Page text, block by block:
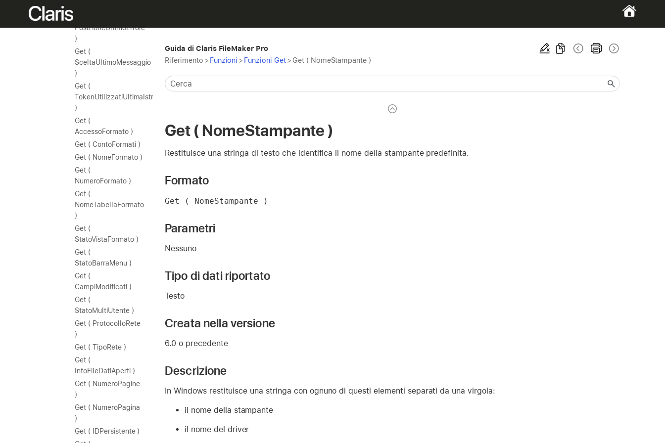
PosizioneUltimoErrore
)
Get (
SceltaUltimoMessaggio
)
Get (
TokenUtilizzatiUltimaIstruzione
)
Get (
AccessoFormato )
Get ( ContoFormati )
Get ( NomeFormato )
Get (
NumeroFormato )
Get (
NomeTabellaFormato
)
Get (
StatoVistaFormato )
Get (
StatoBarraMenu )
Get (
CampiModificati )
Get (
StatoMultiUtente )
Get ( ProtocolloRete
)
Get ( TipoRete )
Get (
InfoFileDatiAperti )
Get ( NumeroPagine
)
Get ( NumeroPagina
)
Get ( IDPersistente )
Guida di Claris FileMaker Pro
Riferimento > Funzioni > Funzioni Get> Get ( NomeStampante )
Get ( NomeStampante )
Restituisce una stringa di testo che identifica il nome della stampante predefinita.
Formato
Get ( NomeStampante )
Parametri
Nessuno
Tipo di dati riportato
Testo
Creata nella versione
6.0 o precedente
Descrizione
In Windows restituisce una stringa con ognuno di questi elementi separati da una virgola:
il nome della stampante
il nome del driver